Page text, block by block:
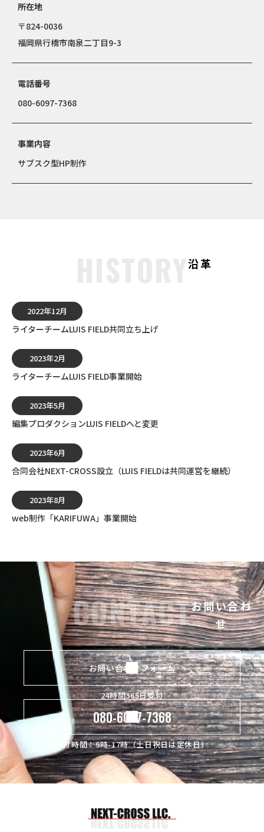
所在地
〒824-0036
福岡県行橋市南泉二丁目9-3
電話番号
080-6097-7368
事業内容
サブスク型HP制作
HISTORY沿革
2022年12月
ライターチームLUIS FIELD共同立ち上げ
2023年2月
ライターチームLUIS FIELD事業開始
2023年5月
編集プロダクションLUIS FIELDへと変更
2023年6月
合同会社NEXT-CROSS設立（LUIS FIELDは共同運営を継続）
2023年8月
web制作「KARIFUWA」事業開始
CONTACTお問い合わ
せ
お問い合わせフォーム
24時間365日受付
080-6097-7368
受付時間：9時-17時（土日祝日は定休日）